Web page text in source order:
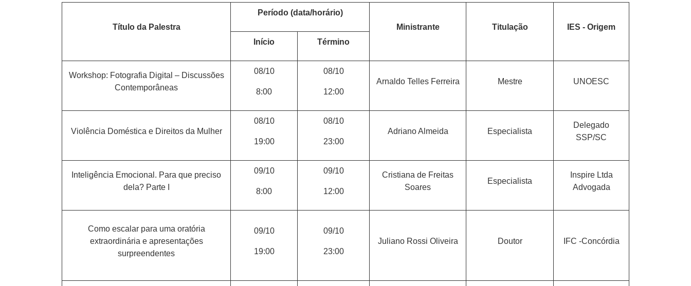
Título da Palestra
Período (data/horário)
Ministrante
Titulação
IES - Origem
Início
Término
Workshop: Fotografia Digital – Discussões
Contemporâneas
08/10
8:00
08/10
12:00
Arnaldo Telles Ferreira Mestre UNOESC
Violência Doméstica e Direitos da Mulher
08/10
19:00
08/10
23:00
Adriano Almeida Especialista
Delegado
SSP/SC
Inteligência Emocional. Para que preciso
dela? Parte I
09/10
8:00
09/10
12:00
Cristiana de Freitas
Soares
Especialista
Inspire Ltda
Advogada
Como escalar para uma oratória
extraordinária e apresentações
surpreendentes
09/10
19:00
09/10
23:00
Juliano Rossi Oliveira Doutor IFC -Concórdia